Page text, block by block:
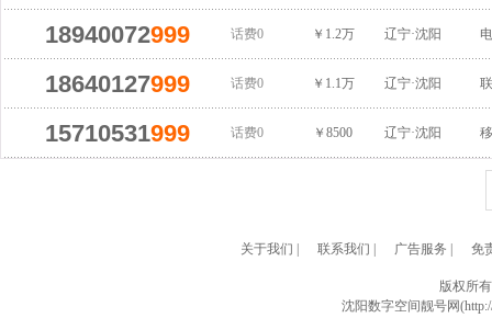
18940072999 话费0 ￥1.2万 辽宁·沈阳
18640127999 话费0 ￥1.1万 辽宁·沈阳
15710531999 话费0 ￥8500 辽宁·沈阳
关于我们 联系我们 广告服务 免
版权所
沈阳数字空间靓号网